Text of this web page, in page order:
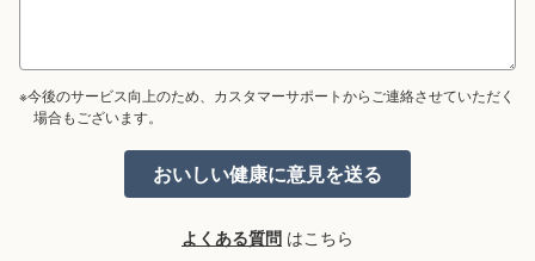
※今後のサービス向上のため、カスタマーサポートからご連絡させていただく
場合もございます。
よくある質問 はこちら